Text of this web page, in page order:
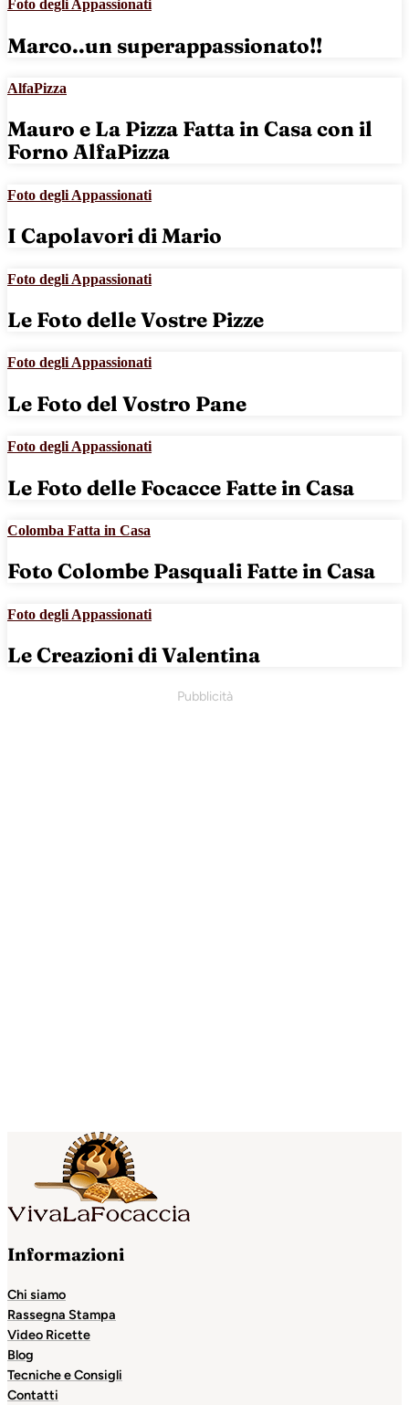
Foto degli Appassionati
Marco..un superappassionato!!
AlfaPizza
Mauro e La Pizza Fatta in Casa con il
Forno AlfaPizza
Foto degli Appassionati
I Capolavori di Mario
Foto degli Appassionati
Le Foto delle Vostre Pizze
Foto degli Appassionati
Le Foto del Vostro Pane
Foto degli Appassionati
Le Foto delle Focacce Fatte in Casa
Colomba Fatta in Casa
Foto Colombe Pasquali Fatte in Casa
Foto degli Appassionati
Le Creazioni di Valentina
Pubblicità
Informazioni
Chi siamo
Rassegna Stampa
Video Ricette
Blog
Tecniche e Consigli
Contatti